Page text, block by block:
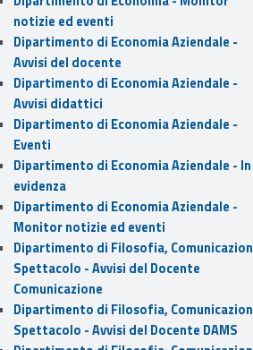
notizie ed eventi
Dipartimento di Economia Aziendale -
Avvisi del docente
Dipartimento di Economia Aziendale -
Avvisi didattici
Dipartimento di Economia Aziendale -
Eventi
Dipartimento di Economia Aziendale - In
evidenza
Dipartimento di Economia Aziendale -
Monitor notizie ed eventi
Dipartimento di Filosofia,
Spettacolo - Avvisi del Docente
Comunicazione
Dipartimento di Filosofia,
Spettacolo - Avvisi del Docente DAMS